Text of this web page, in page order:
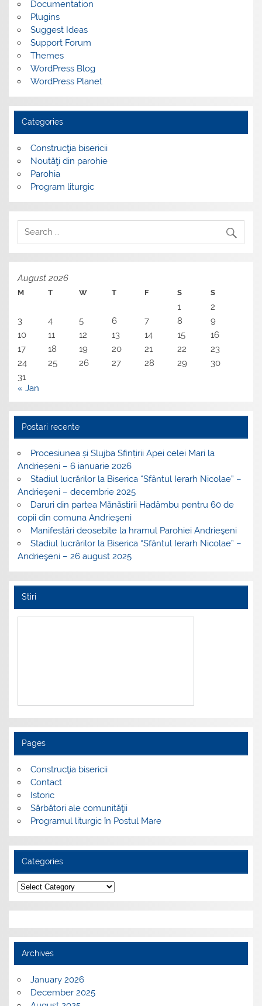
Documentation
Plugins
Suggest Ideas
Support Forum
Themes
WordPress Blog
WordPress Planet
Categories
Construcţia bisericii
Noutăţi din parohie
Parohia
Program liturgic
August 2026
M T W T F S S
1
2
3
4 5 6 7 8
9
10
11 12 13 14 15
16
17
18 19 20 21 22
23
24
25 26 27 28 29
30
31
« Jan
Postari recente
Procesiunea și Slujba Sfințirii Apei celei Mari la
Andrieșeni – 6 ianuarie 2026
Stadiul lucrărilor la Biserica “Sfântul Ierarh Nicolae” –
Andrieşeni – decembrie 2025
Daruri din partea Mănăstirii Hadâmbu pentru 60 de
copii din comuna Andrieşeni
Manifestări deosebite la hramul Parohiei Andrieşeni
Stadiul lucrărilor la Biserica “Sfântul Ierarh Nicolae” –
Andrieşeni – 26 august 2025
Stiri
Pages
Construcţia bisericii
Contact
Istoric
Sărbători ale comunităţii
Programul liturgic în Postul Mare
Categories
Categories
Archives
January 2026
December 2025